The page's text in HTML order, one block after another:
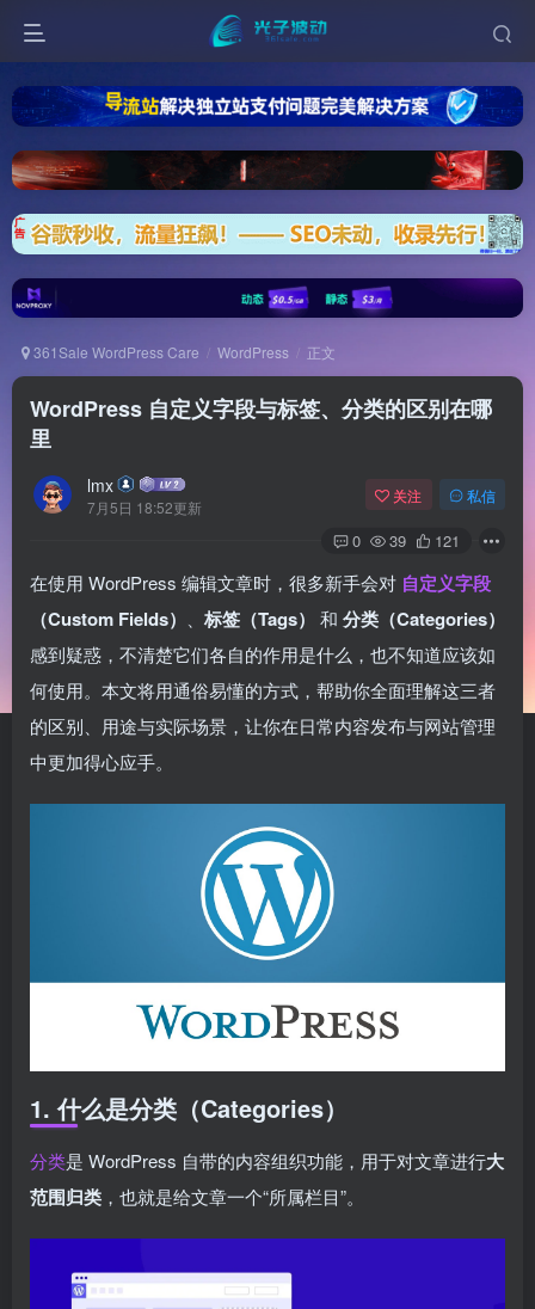
361Sale WordPress Care WordPress 正文
WordPress 自定义字段与标签、分类的区别在哪
里
lmx
7月5日 18:52更新
关注 私信
0 39 121
在使用 WordPress 编辑文章时，很多新手会对 自定义字段
（Custom Fields）
标签（Tags） 和 分类（Categories）
感到疑惑，不清楚它们各自的作用是什么，也不知道应该如
何使用。本文将用通俗易懂的方式，帮助你全面理解这三者
的区别、用途与实际场景，让你在日常内容发布与网站管理
中更加得心应手。
1. 什么是分类（Categories）
分类是 WordPress 自带的内容组织功能，用于对文章进行大
范围归类 ，也就是给文章一个“所属栏目”。